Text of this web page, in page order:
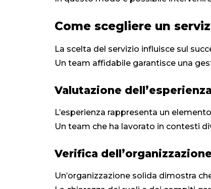
Come scegliere un
La scelta del servizio influisce sul
Un team affidabile garantisce una
Valutazione
L’esperienza rappresenta un
Un team che ha lavorato in contesti
Verifica
Un’organizzazione solida dimostra